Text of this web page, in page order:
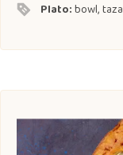
Plato:bowl, taza